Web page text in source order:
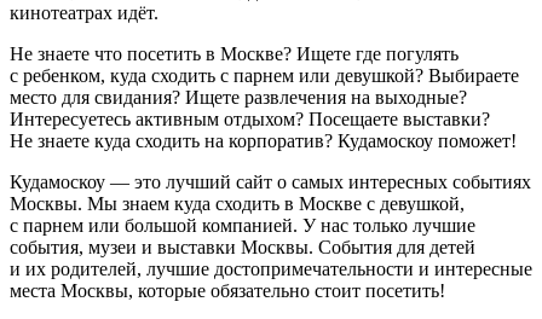
кинотеатрах идёт.
Не знаете что посетить в Москве? Ищете где погулять
с ребенком, куда сходить с парнем или девушкой? Выбираете
место для свидания? Ищете развлечения на выходные?
Интересуетесь активным отдыхом? Посещаете выставки?
Не знаете куда сходить на корпоратив? Кудамоскоу поможет!
Кудамоскоу — это лучший сайт о самых интересных событиях
Москвы. Мы знаем куда сходить в Москве с девушкой,
с парнем или большой компанией. У нас только лучшие
события, музеи и выставки Москвы. События для детей
и их родителей, лучшие достопримечательности и интересные
места Москвы, которые обязательно стоит посетить!